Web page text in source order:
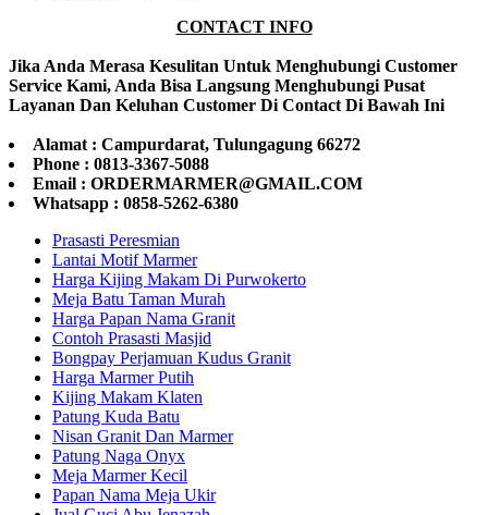
CONTACT INFO
Jika Anda Merasa Kesulitan Untuk Menghubungi Customer
Service Kami, Anda Bisa Langsung Menghubungi Pusat
Layanan Dan Keluhan Customer Di Contact Di Bawah Ini
Alamat : Campurdarat, Tulungagung 66272
Phone : 0813-3367-5088
Email : ORDERMARMER@GMAIL.COM
Whatsapp : 0858-5262-6380
Prasasti Peresmian
Lantai Motif Marmer
Harga Kijing Makam Di Purwokerto
Meja Batu Taman Murah
Harga Papan Nama Granit
Contoh Prasasti Masjid
Bongpay Perjamuan Kudus Granit
Harga Marmer Putih
Kijing Makam Klaten
Patung Kuda Batu
Nisan Granit Dan Marmer
Patung Naga Onyx
Meja Marmer Kecil
Papan Nama Meja Ukir